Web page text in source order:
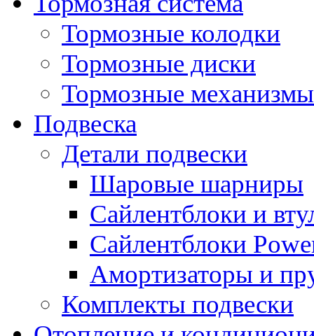
Тормозные колодки
Тормозные диски
Тормозные механизмы
Подвеска
Детали подвески
Шаровые шарниры
Сайлентблоки и
Сайлентблоки
Амортизаторы и
Комплекты подвески